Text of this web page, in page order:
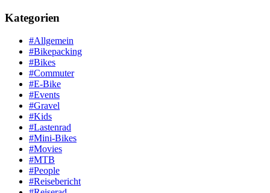
Kategorien
#Allgemein
#Bikepacking
#Bikes
#Commuter
#E-Bike
#Events
#Gravel
#Kids
#Lastenrad
#Mini-Bikes
#Movies
#MTB
#People
#Reisebericht